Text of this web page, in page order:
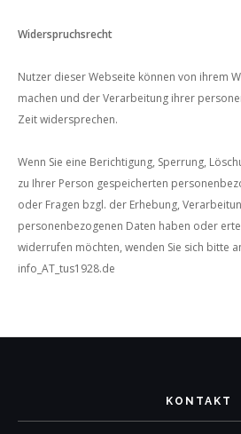
Widerspruchsrecht
Nutzer dieser Webseite können von ihrem
machen und der Verarbeitung ihrer
Zeit widersprechen.
Wenn Sie eine Berichtigung, Sperrung,
zu Ihrer Person gespeicherten
oder Fragen bzgl. der Erhebung,
personenbezogenen Daten haben oder
widerrufen möchten, wenden Sie sich bitte
info_AT_tus1928.de
KONTAKT